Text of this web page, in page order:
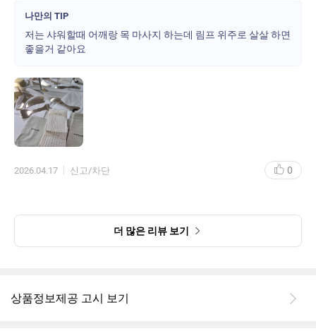
나만의 TIP
저는 샤워할때 어깨랑 목 마사지 하는데 림프 위주로 살살 하면
좋을거 같아요
2026.04.17 신고/차단 0
더 많은 리뷰 보기
상품정보제공 고시 보기